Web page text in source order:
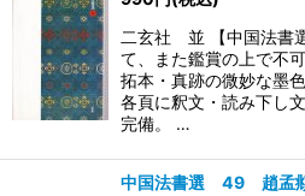
二玄社 並 【中国法書
て、また鑑賞の上で不
拓本・真跡の微妙な墨
各頁に釈文・読み下し
完備。 …
中国法書選 49 趙孟